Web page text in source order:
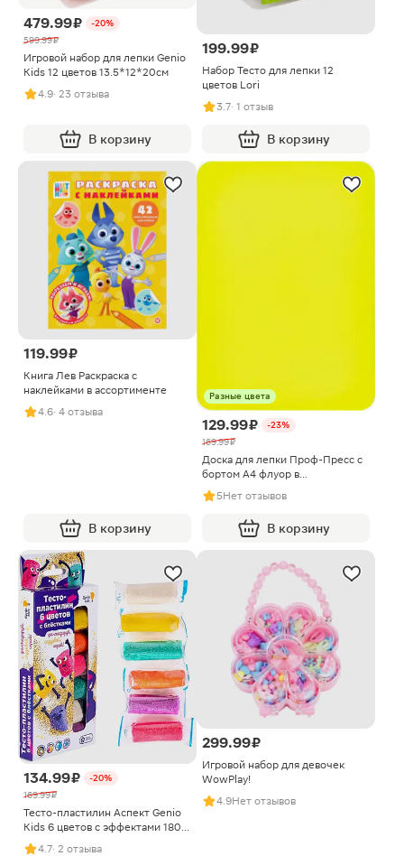
479.99 ₽
-20%
599.99 ₽
Игровой набор для лепки Genio
Kids 12 цветов 13.5*12*20см
4.9· 23 отзыва
В корзину
199.99 ₽
Набор Тесто для лепки 12
цветов Lori
3.7· 1 отзыв
В корзину
119.99 ₽
Книга Лев Раскраска с
наклейками в ассортименте
4.6· 4 отзыва
В корзину
Разные цвета
129.99 ₽
-23%
169.99 ₽
Доска для лепки Проф-Пресс с
бортом А4 флуор в
ассортименте
5Нет отзывов
В корзину
134.99 ₽
-20%
169.99 ₽
Тесто-пластилин Аспект Genio
Kids 6 цветов с эффектами 180г
9*16.5*2см
4.7· 2 отзыва
299.99 ₽
Игровой набор для девочек
WowPlay!
4.9Нет отзывов